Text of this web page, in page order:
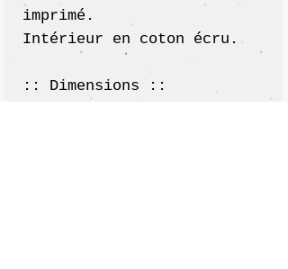
imprimé.
Intérieur en coton écru.
:: Dimensions ::